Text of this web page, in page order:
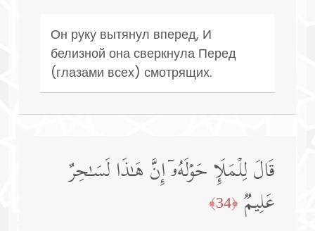
Он руку вытянул вперед, И
белизной она сверкнула Перед
(глазами всех) смотрящих.
قَالَ لِلۡمَلَإِ حَوۡلَهُۥۤ إِنَّ هَـٰذَا لَسَـٰحِرٌ
عَلِیمࣱ ﴿34﴾